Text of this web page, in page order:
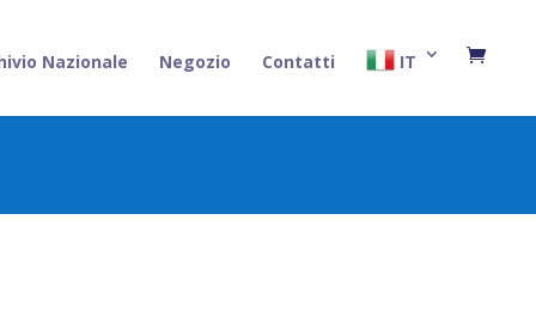
Nazionale Negozio Contatti IT